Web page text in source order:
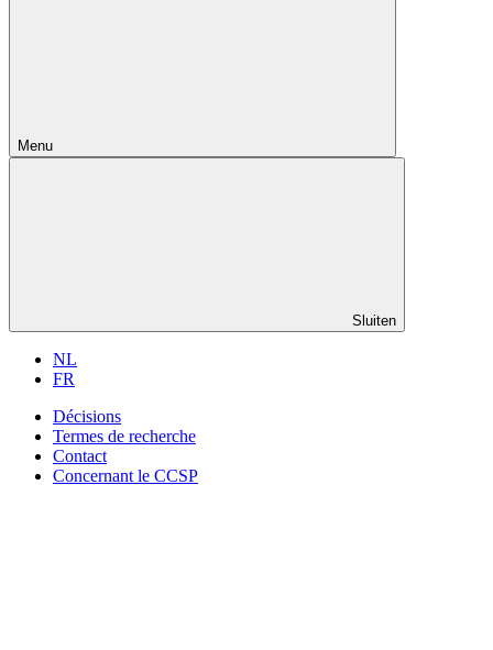
Menu
Sluiten
NL
FR
Décisions
Termes de recherche
Contact
Concernant le CCSP